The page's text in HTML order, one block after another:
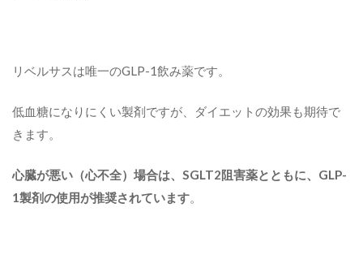
リベルサスは唯一のGLP-1飲み薬です。
低血糖になりにくい製剤ですが、ダイエットの効果も期待で
きます。
心臓が悪い（心不全）場合は、SGLT2阻害薬とともに、GLP-
1製剤の使用が推奨されています。